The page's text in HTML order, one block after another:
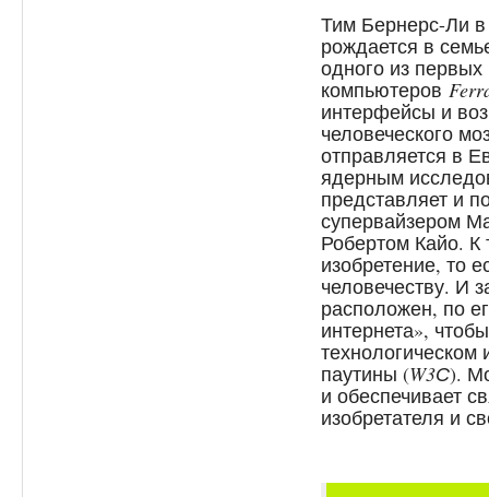
Тим Бернерс-Ли в
рождается в
одного из
компьютеров
интерфейсы и
человеческого
отправляется в
ядерным
представляет и
супервайзером
Робертом Кайо. К
изобретение, то
человечеству. И
расположен, по
интернета»,
технологическом
паутины (W3С).
и обеспечивает
изобретателя и